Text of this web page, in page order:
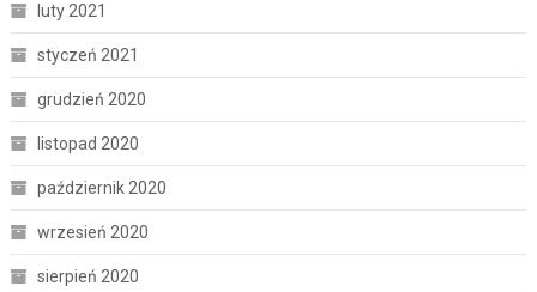
luty 2021
styczeń 2021
grudzień 2020
listopad 2020
październik 2020
wrzesień 2020
sierpień 2020